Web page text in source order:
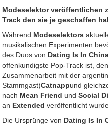
Modeselektor veröffentlichen
Track den sie je geschaffen
Während Modeselektors
musikalischen Experimenten
des Duos von Dating Is In
offenkundigste Pop-Track ist,
Zusammenarbeit mit der
Stammgast)Catnappund
nach Mean Friend und Social
an Extended veröffentlicht
Die Ursprünge von Dating Is In